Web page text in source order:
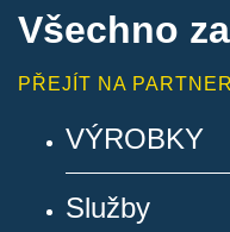
Všechno
PŘEJÍT NA
VÝROBKY
Služby